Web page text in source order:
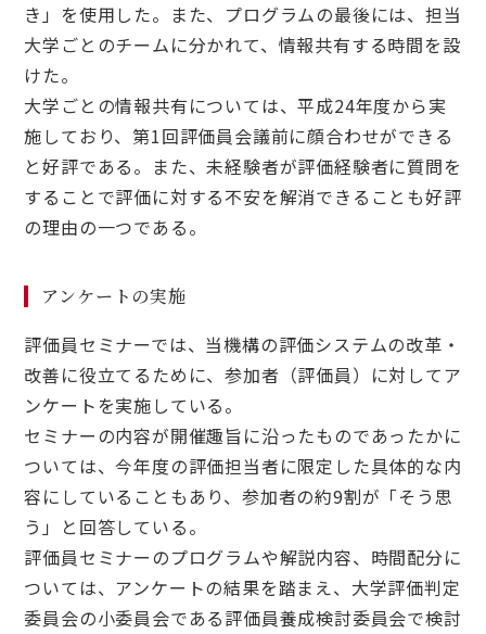
き」を使用した。また、プログラムの最後には、担当
大学ごとのチームに分かれて、情報共有する時間を設
けた。
大学ごとの情報共有については、平成24年度から実
施しており、第1回評価員会議前に顔合わせができる
と好評である。また、未経験者が評価経験者に質問を
することで評価に対する不安を解消できることも好評
の理由の一つである。
アンケートの実施
評価員セミナーでは、当機構の評価システムの改革・
改善に役立てるために、参加者（評価員）に対してア
ンケートを実施している。
セミナーの内容が開催趣旨に沿ったものであったかに
ついては、今年度の評価担当者に限定した具体的な内
容にしていることもあり、参加者の約9割が「そう思
う」と回答している。
評価員セミナーのプログラムや解説内容、時間配分に
ついては、アンケートの結果を踏まえ、大学評価判定
委員会の小委員会である評価員養成検討委員会で検討